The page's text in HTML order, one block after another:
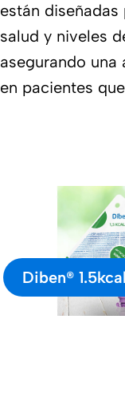
están
salud y niveles
asegurando
en pacientes
Diben®